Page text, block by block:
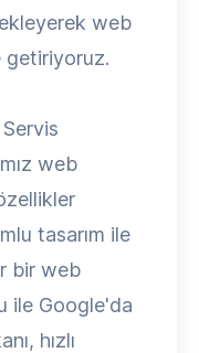
web
getiriyoruz.
web
tasarım ile
bir web
ile Google'da
hızlı